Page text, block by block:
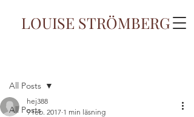
LOUISE STRÖMBERG
All Posts
All Posts
hej388
9 feb. 2017 1 min läsning